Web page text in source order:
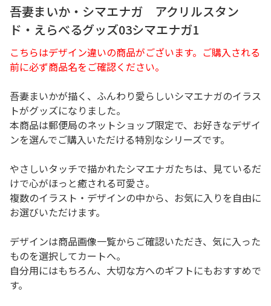
吾妻まいか・シマエナガ アクリルスタン
ド・えらべるグッズ03シマエナガ1
こちらはデザイン違いの商品がございます。ご購入される
前に必ず商品名をご確認ください。
吾妻まいかが描く、ふんわり愛らしいシマエナガのイラス
トがグッズになりました。
本商品は郵便局のネットショップ限定で、お好きなデザイ
ンを選んでご購入いただける特別なシリーズです。
やさしいタッチで描かれたシマエナガたちは、見ているだ
けで心がほっと癒される可愛さ。
複数のイラスト・デザインの中から、お気に入りを自由に
お選びいただけます。
デザインは商品画像一覧からご確認いただき、気に入った
ものを選択してカートへ。
自分用にはもちろん、大切な方へのギフトにもおすすめで
す。